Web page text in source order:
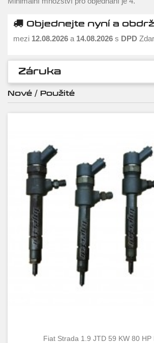
Objednejte nyní a
mezi 12.08.2026 a 14.08.2026 s DPD
Záruka
Nové / Použité
Fiat Strada 1.9 JTD 59 KW 80 HP